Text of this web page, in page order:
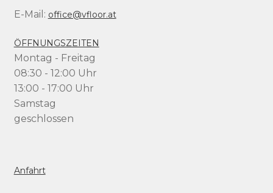
E-Mail: office@vfloor.at
ÖFFNUNGSZEITEN
Montag - Freitag
08:30 - 12:00 Uhr
13:00 - 17:00 Uhr
Samstag
geschlossen
Anfahrt